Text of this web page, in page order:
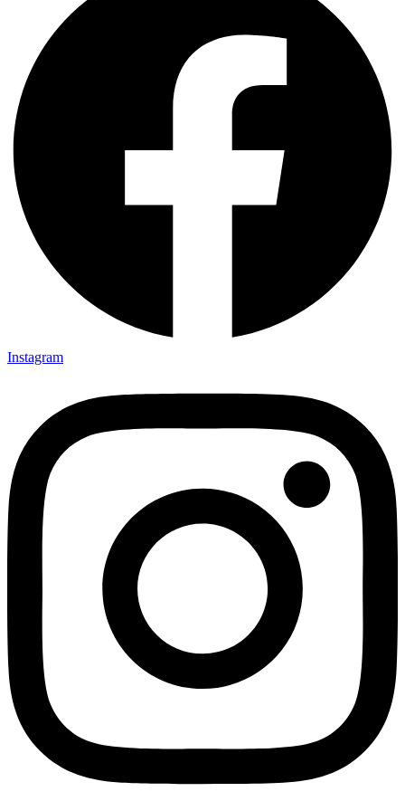
Instagram